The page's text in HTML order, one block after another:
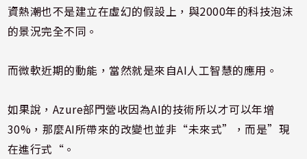
資熱潮也不是建立在虛幻的假設上，與2000年的科技泡沫
的景況完全不同。
而微軟近期的動能，當然就是來自AI人工智慧的應用。
如果說，Azure部門營收因為AI的技術所以才可以年增
30%，那麼AI所帶來的改變也並非“未來式”，而是”現
在進行式“。